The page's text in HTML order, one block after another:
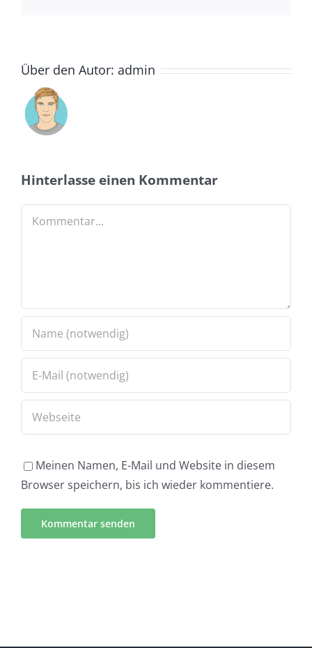
Über den Autor: admin
Hinterlasse einen Kommentar
Kommentar
Meinen Namen, E-Mail und Website in diesem
Browser speichern, bis ich wieder kommentiere.